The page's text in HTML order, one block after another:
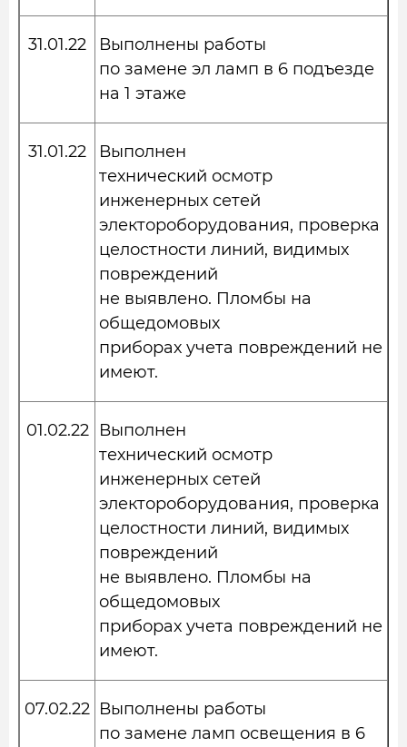
31.01.22
Выполнены работы
по замене эл ламп в 6 подъезде
на 1 этаже
31.01.22
Выполнен
технический осмотр
инженерных сетей
электороборудования, проверка
целостности линий, видимых
повреждений
не выявлено. Пломбы на
общедомовых
приборах учета повреждений не
имеют.
01.02.22
Выполнен
технический осмотр
инженерных сетей
электороборудования, проверка
целостности линий, видимых
повреждений
не выявлено. Пломбы на
общедомовых
приборах учета повреждений не
имеют.
07.02.22 Выполнены работы
по замене ламп освещения в 6